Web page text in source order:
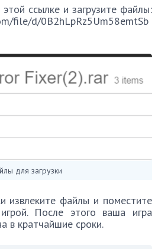
ссылке и загрузите файлы:
file/d/0B2hLpRz5Um58emtSb
для загрузки
извлеките файлы и поместите
После этого ваша игра
в кратчайшие сроки.